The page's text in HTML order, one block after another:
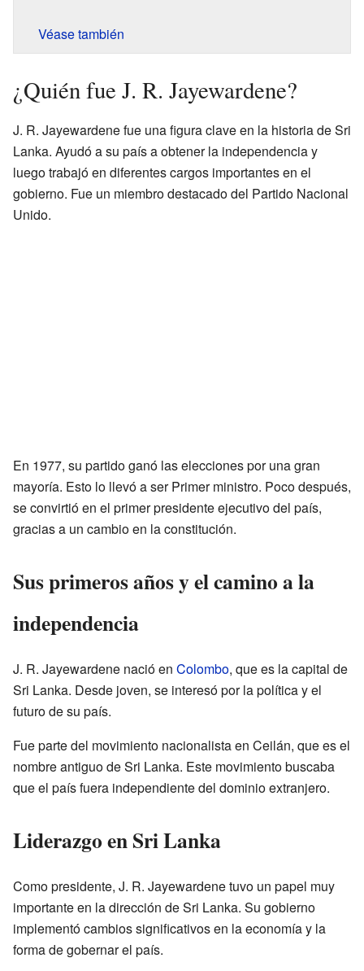
Véase también
¿Quién fue J. R. Jayewardene?
J. R. Jayewardene fue una figura clave en la historia de Sri
Lanka. Ayudó a su país a obtener la independencia y
luego trabajó en diferentes cargos importantes en el
gobierno. Fue un miembro destacado del Partido Nacional
Unido.
En 1977, su partido ganó las elecciones por una gran
mayoría. Esto lo llevó a ser Primer ministro. Poco después,
se convirtió en el primer presidente ejecutivo del país,
gracias a un cambio en la constitución.
Sus primeros años y el camino a la
independencia
J. R. Jayewardene nació en Colombo, que es la capital de
Sri Lanka. Desde joven, se interesó por la política y el
futuro de su país.
Fue parte del movimiento nacionalista en Ceilán, que es el
nombre antiguo de Sri Lanka. Este movimiento buscaba
que el país fuera independiente del dominio extranjero.
Liderazgo en Sri Lanka
Como presidente, J. R. Jayewardene tuvo un papel muy
importante en la dirección de Sri Lanka. Su gobierno
implementó cambios significativos en la economía y la
forma de gobernar el país.